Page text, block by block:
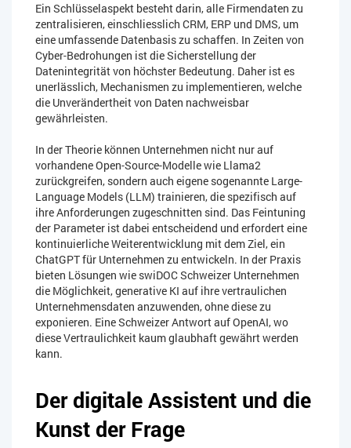
Ein Schlüsselaspekt besteht darin, alle Firmendaten zu
zentralisieren, einschliesslich CRM, ERP und DMS, um
eine umfassende Datenbasis zu schaffen. In Zeiten von
Cyber-Bedrohungen ist die Sicherstellung der
Datenintegrität von höchster Bedeutung. Daher ist es
unerlässlich, Mechanismen zu implementieren, welche
die Unverändertheit von Daten nachweisbar
gewährleisten.
In der Theorie können Unternehmen nicht nur auf
vorhandene Open-Source-Modelle wie Llama2
zurückgreifen, sondern auch eigene sogenannte Large-
Language Models (LLM) trainieren, die spezifisch auf
ihre Anforderungen zugeschnitten sind. Das Feintuning
der Parameter ist dabei entscheidend und erfordert eine
kontinuierliche Weiterentwicklung mit dem Ziel, ein
ChatGPT für Unternehmen zu entwickeln. In der Praxis
bieten Lösungen wie swiDOC Schweizer Unternehmen
die Möglichkeit, generative KI auf ihre vertraulichen
Unternehmensdaten anzuwenden, ohne diese zu
exponieren. Eine Schweizer Antwort auf OpenAI, wo
diese Vertraulichkeit kaum glaubhaft gewährt werden
kann.
Der digitale Assistent und die
Kunst der Frage